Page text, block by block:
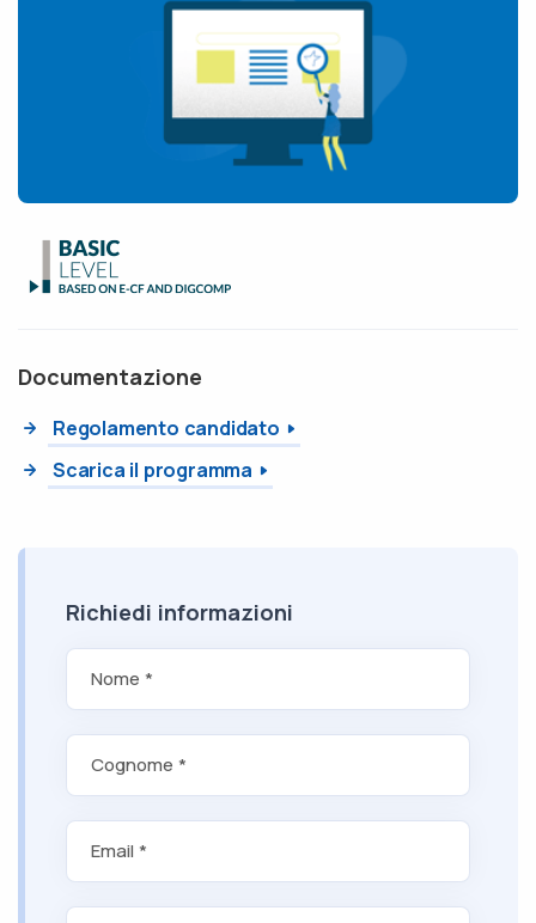
Documentazione
Regolamento candidato
Scarica il programma
Richiedi informazioni
Nome *
Cognome *
Email *